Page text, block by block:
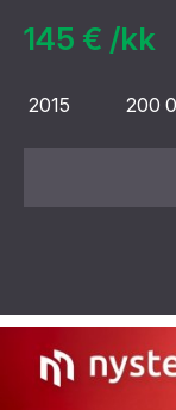
145 € /kk
2015 200